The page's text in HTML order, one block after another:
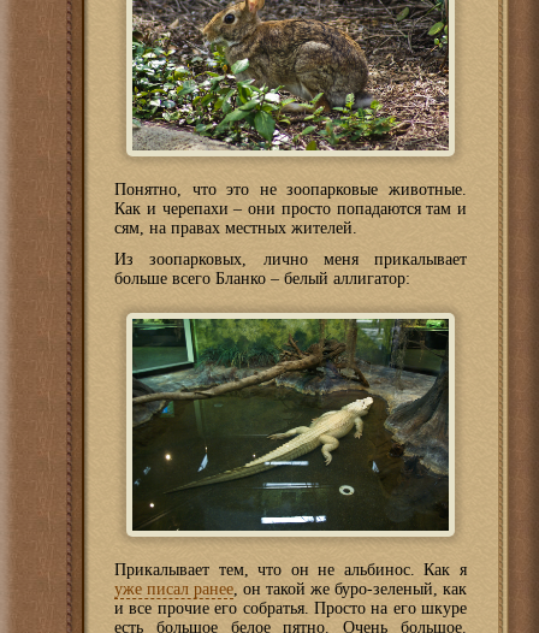
Понятно, что это не зоопарковые животные.
Как и черепахи – они просто попадаются там и
сям, на правах местных жителей.
Из зоопарковых, лично меня прикалывает
больше всего Бланко – белый аллигатор:
Прикалывает тем, что он не альбинос. Как я
уже писал ранее , он такой же буро-зеленый, как
и все прочие его собратья. Просто на его шкуре
есть большое белое пятно. Очень большое.